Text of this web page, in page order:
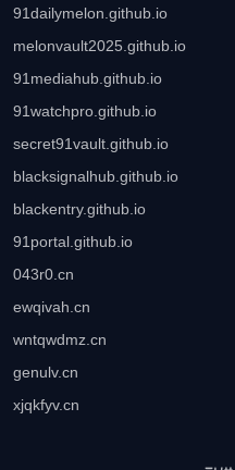
91dailymelon.github.io
melonvault2025.github.io
91mediahub.github.io
91watchpro.github.io
secret91vault.github.io
blacksignalhub.github.io
blackentry.github.io
91portal.github.io
043r0.cn
ewqivah.cn
wntqwdmz.cn
genulv.cn
xjqkfyv.cn